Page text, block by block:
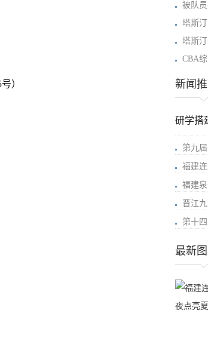
）
被队
塔斯
塔斯
CBA
新闻
研学搭
第九
福建
福建
晋江
第十
最新